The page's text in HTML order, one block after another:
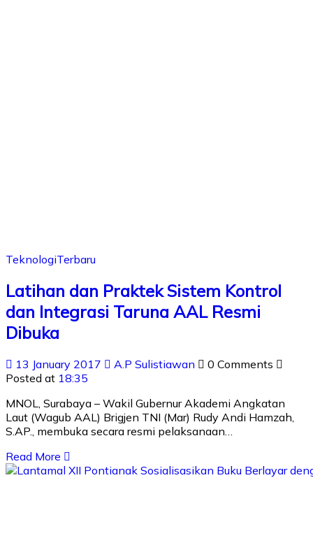
TeknologiTerbaru
Latihan dan Praktek Sistem Kontrol
dan Integrasi Taruna AAL Resmi
Dibuka
13 January 2017 A.P Sulistiawan
0 Comments
Posted at 18:35
MNOL, Surabaya – Wakil Gubernur Akademi Angkatan
Laut (Wagub AAL) Brigjen TNI (Mar) Rudy Andi Hamzah,
S.AP., membuka secara resmi pelaksanaan…
Read More